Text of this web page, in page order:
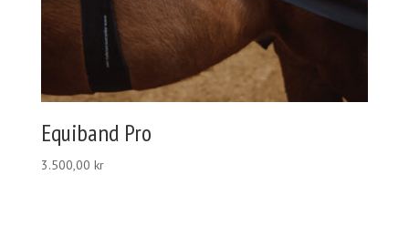
Equiband Pro
3.500,00 kr